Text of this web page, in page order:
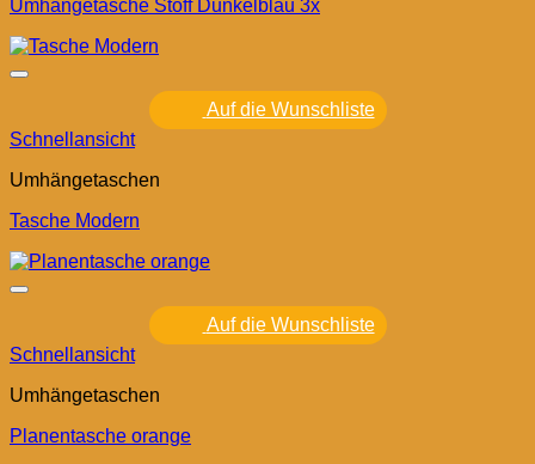
Umhängetasche Stoff Dunkelblau 3x
Auf die Wunschliste
Schnellansicht
Umhängetaschen
Tasche Modern
Auf die Wunschliste
Schnellansicht
Umhängetaschen
Planentasche orange